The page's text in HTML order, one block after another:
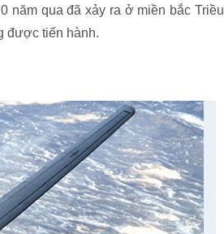
năm qua đã xảy ra ở miền bắc Triều
được tiến hành.